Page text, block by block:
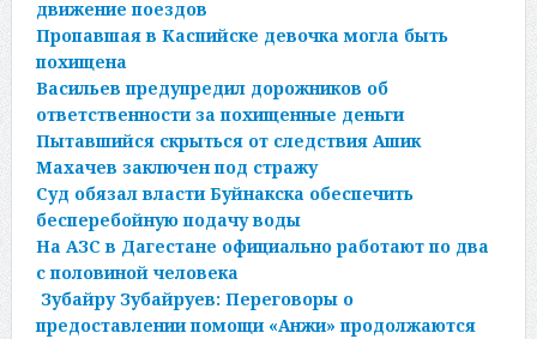
движение поездов
Пропавшая в Каспийске девочка могла быть
похищена
Васильев предупредил дорожников об
ответственности за похищенные деньги
Пытавшийся скрыться от следствия Ашик
Махачев заключен под стражу
Суд обязал власти Буйнакска обеспечить
бесперебойную подачу воды
На АЗС в Дагестане официально работают по два
с половиной человека
Зубайру Зубайруев: Переговоры о
предоставлении помощи «Анжи» продолжаются